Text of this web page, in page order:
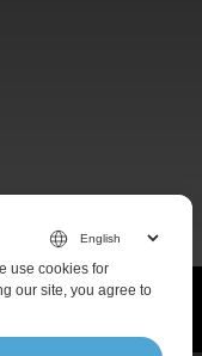
Reserved.
use cookies for
our site, you agree to